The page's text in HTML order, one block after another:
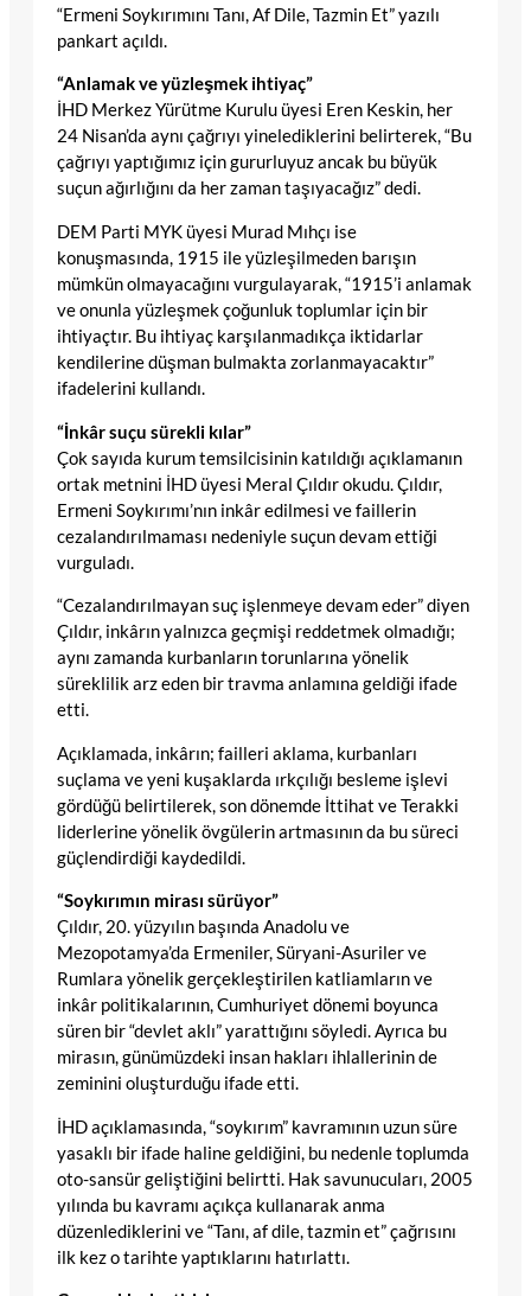
“Ermeni Soykırımını Tanı, Af Dile, Tazmin Et” yazılı
pankart açıldı.
“Anlamak ve yüzleşmek ihtiyaç”
İHD Merkez Yürütme Kurulu üyesi Eren Keskin, her
24 Nisan’da aynı çağrıyı yinelediklerini belirterek, “Bu
çağrıyı yaptığımız için gururluyuz ancak bu büyük
suçun ağırlığını da her zaman taşıyacağız” dedi.
DEM Parti MYK üyesi Murad Mıhçı ise
konuşmasında, 1915 ile yüzleşilmeden barışın
mümkün olmayacağını vurgulayarak, “1915’i anlamak
ve onunla yüzleşmek çoğunluk toplumlar için bir
ihtiyaçtır. Bu ihtiyaç karşılanmadıkça iktidarlar
kendilerine düşman bulmakta zorlanmayacaktır”
ifadelerini kullandı.
“İnkâr suçu sürekli kılar”
Çok sayıda kurum temsilcisinin katıldığı açıklamanın
ortak metnini İHD üyesi Meral Çıldır okudu. Çıldır,
Ermeni Soykırımı’nın inkâr edilmesi ve faillerin
cezalandırılmaması nedeniyle suçun devam ettiği
vurguladı.
“Cezalandırılmayan suç işlenmeye devam eder” diyen
Çıldır, inkârın yalnızca geçmişi reddetmek olmadığı;
aynı zamanda kurbanların torunlarına yönelik
süreklilik arz eden bir travma anlamına geldiği ifade
etti.
Açıklamada, inkârın; failleri aklama, kurbanları
suçlama ve yeni kuşaklarda ırkçılığı besleme işlevi
gördüğü belirtilerek, son dönemde İttihat ve Terakki
liderlerine yönelik övgülerin artmasının da bu süreci
güçlendirdiği kaydedildi.
“Soykırımın mirası sürüyor”
Çıldır, 20. yüzyılın başında Anadolu ve
Mezopotamya’da Ermeniler, Süryani-Asuriler ve
Rumlara yönelik gerçekleştirilen katliamların ve
inkâr politikalarının, Cumhuriyet dönemi boyunca
süren bir “devlet aklı” yarattığını söyledi. Ayrıca bu
mirasın, günümüzdeki insan hakları ihlallerinin de
zeminini oluşturduğu ifade etti.
İHD açıklamasında, “soykırım” kavramının uzun süre
yasaklı bir ifade haline geldiğini, bu nedenle toplumda
oto-sansür geliştiğini belirtti. Hak savunucuları, 2005
yılında bu kavramı açıkça kullanarak anma
düzenlediklerini ve “Tanı, af dile, tazmin et” çağrısını
ilk kez o tarihte yaptıklarını hatırlattı.